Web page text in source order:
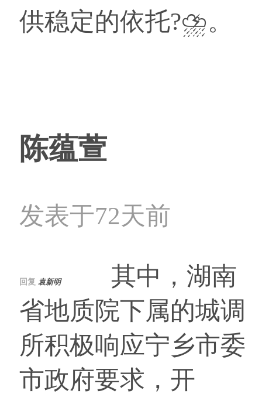
供稳定的依托?⛈。
陈蕴萱
发表于72天前
回复 袁新明其中，湖南
省地质院下属的城调
所积极响应宁乡市委
市政府要求，开